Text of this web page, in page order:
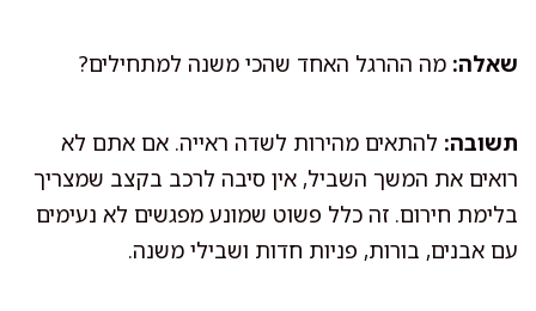
שאלה: מה ההרגל האחד שהכי משנה למתחילים?
תשובה: להתאים מהירות לשדה ראייה. אם אתם לא
רואים את המשך השביל, אין סיבה לרכב בקצב שמצריך
בלימת חירום. זה כלל פשוט שמונע מפגשים לא נעימים
עם אבנים, בורות, פניות חדות ושבילי משנה.